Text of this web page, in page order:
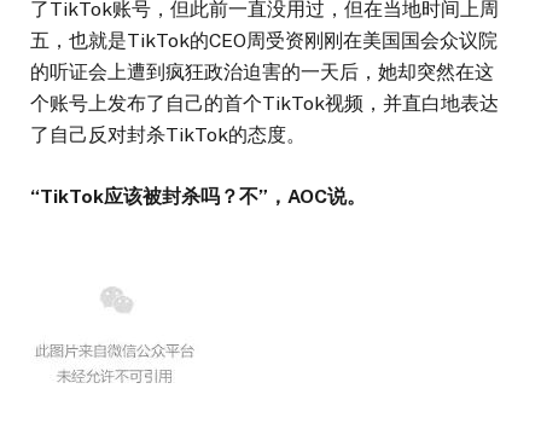
了TikTok账号，但此前一直没用过，但在当地时间上周
五，也就是TikTok的CEO周受资刚刚在美国国会众议院
的听证会上遭到疯狂政治迫害的一天后，她却突然在这
个账号上发布了自己的首个TikTok视频，并直白地表达
了自己反对封杀TikTok的态度。
“TikTok应该被封杀吗？不”，AOC说。